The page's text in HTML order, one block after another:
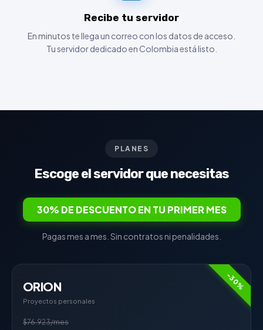
Recibe tu servidor
En minutos te llega un correo con los datos de acceso.
Tu servidor dedicado en Colombia está listo.
PLANES
Escoge el servidor que necesitas
30% DE DESCUENTO EN TU PRIMER MES
Pagas mes a mes. Sin contratos ni penalidades.
-30%
ORION
Proyectos personales
$76.923/mes